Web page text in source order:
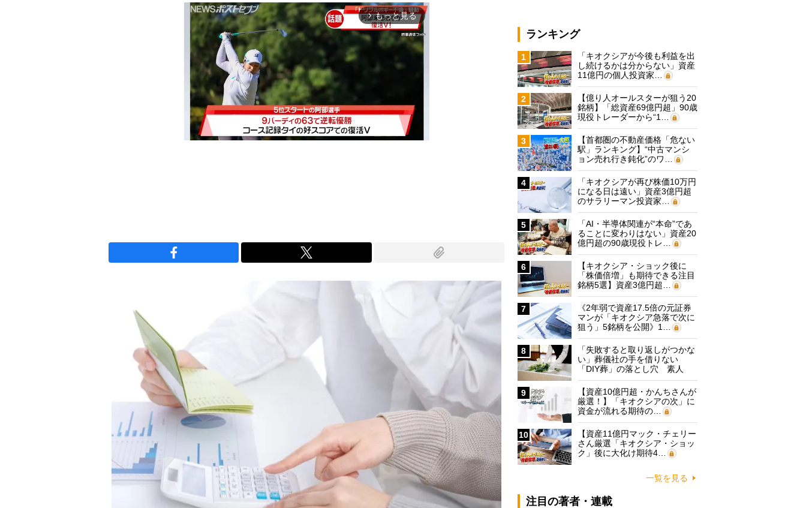
arrow_forward_ios もっと見る
ランキング
1
「キオクシアが今後も利益を出
し続けるかは分からない」資産
11億円の個人投資家…
2
【億り人オールスターが狙う20
銘柄】「総資産69億円超」90歳
現役トレーダーから“1…
3
【首都圏の不動産価格「危ない
駅」ランキング】“中古マンシ
ョン売れ行き鈍化”のワ…
4
「キオクシアが再び株価10万円
になる日は遠い」資産3億円超
のサラリーマン投資家…
5
「AI・半導体関連が“本命”であ
ることに変わりはない」資産20
億円超の90歳現役トレ…
6
【キオクシア・ショック後に
「株価倍増」も期待できる注目
銘柄5選】資産3億円超…
7
《2年弱で資産17.5倍の元証券
マンが「キオクシア急落で次に
狙う」5銘柄を公開》1…
8
「失敗すると取り返しがつかな
い」葬儀社の手を借りない
「DIY葬」の落とし穴 素人
に…
9
【資産10億円超・かんちさんが
厳選！】「キオクシアの次」に
資金が流れる期待の…
10
【資産11億円マック・チェリー
さん厳選「キオクシア・ショッ
ク」後に大化け期待4…
一覧を見る
注目の著者・連載